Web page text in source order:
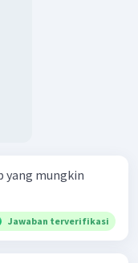
yang mungkin
Jawaban terverifikasi